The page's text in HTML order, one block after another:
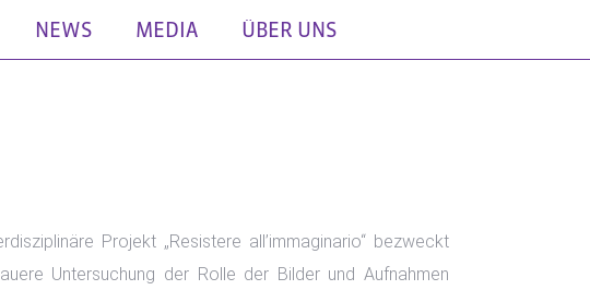
NEWS MEDIA ÜBER UNS
Projekt „Resistere all’immaginario“ bezweckt
Untersuchung der Rolle der Bilder und Aufnahmen